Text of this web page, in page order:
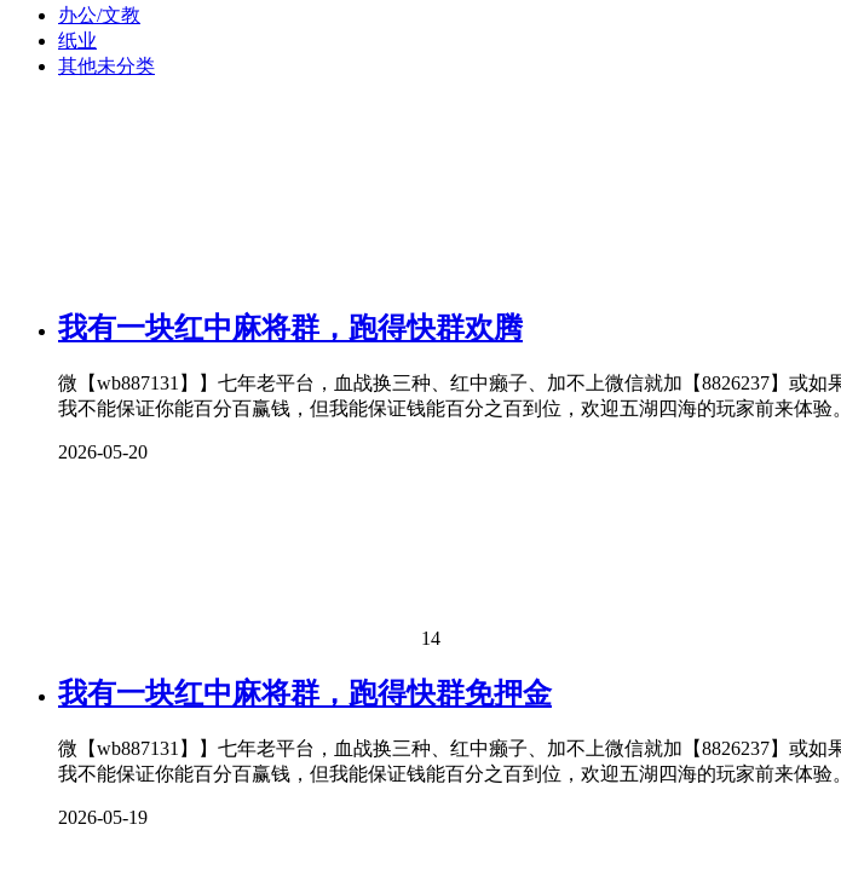
办公/文教
纸业
其他未分类
我有一块红中麻将群，跑得快群欢腾
微【wb887131】】七年老平台，血战换三种、红中癞子、加不上微信就加【8826237】或
我不能保证你能百分百赢钱，但我能保证钱能百分之百到位，欢迎五湖四海的玩家前来体
2026-05-20
14
我有一块红中麻将群，跑得快群免押金
微【wb887131】】七年老平台，血战换三种、红中癞子、加不上微信就加【8826237】或
我不能保证你能百分百赢钱，但我能保证钱能百分之百到位，欢迎五湖四海的玩家前来体
2026-05-19